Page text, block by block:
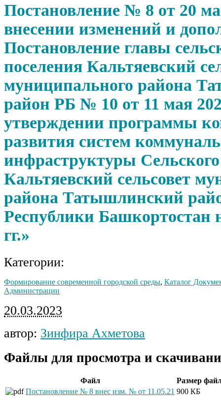
Постановление № 8 от 20
внесении изменений и
Постановление главы
поселения Кальтяевский
муниципального района
район РБ № 10 от 11 мая
утверждении программы
развития систем
инфраструктуры
Кальтяевский сельсовет
района Татышлинский
Республики Башкортостан
гг.»
Категории:
Формирование современной городской среды, Каталог
Администрации
20.03.2023
автор: Зинфира Ахметова
Файлы для просмотра и
Файл
Размер
Постановление № 8 внес изм. № от 11.05.21 900 КБ